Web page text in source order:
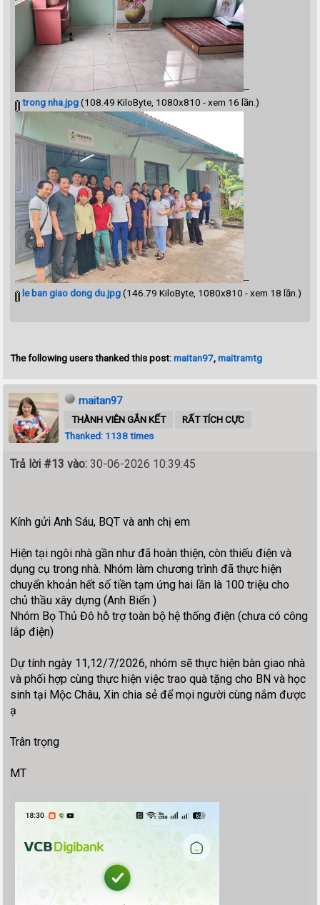
--
trong nha.jpg(108.49 KiloByte, 1080x810 - xem 16 lần.)
--
le ban giao dong du.jpg(146.79 KiloByte, 1080x810 - xem 18 lần.)
The following users thanked this post:maitan97,maitramtg
maitan97
THÀNH VIÊN GẮN KẾT
RẤT TÍCH CỰC
Thanked: 1138 times
Trả lời #13 vào: 30-06-2026 10:39:45
Kính gửi Anh Sáu, BQT và anh chị em
Hiện tại ngôi nhà gần như đã hoàn thiện, còn thiếu điện và
dụng cụ trong nhà. Nhóm làm chương trình đã thực hiện
chuyển khoản hết số tiền tạm ứng hai lần là 100 triệu cho
chủ thầu xây dựng (Anh Biển )
Nhóm Bọ Thủ Đô hỗ trợ toàn bộ hệ thống điện (chưa có công
lắp điện)
Dự tính ngày 11,12/7/2026, nhóm sẽ thực hiện bàn giao nhà
và phối hợp cùng thực hiện việc trao quà tặng cho BN và học
sinh tại Mộc Châu, Xin chia sẻ để mọi người cùng nắm được
ạ
Trân trọng
MT